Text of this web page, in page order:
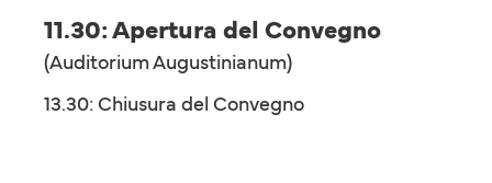
11.30: Apertura del Convegno
(Auditorium Augustinianum)
13.30: Chiusura del Convegno